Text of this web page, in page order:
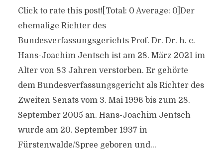
Click to rate this post![Total: 0 Average: 0]Der
ehemalige Richter des
Bundesverfassungsgerichts Prof. Dr. Dr. h. c.
Hans-Joachim Jentsch ist am 28. März 2021 im
Alter von 83 Jahren verstorben. Er gehörte
dem Bundesverfassungsgericht als Richter des
Zweiten Senats vom 3. Mai 1996 bis zum 28.
September 2005 an. Hans-Joachim Jentsch
wurde am 20. September 1937 in
Fürstenwalde/Spree geboren und...